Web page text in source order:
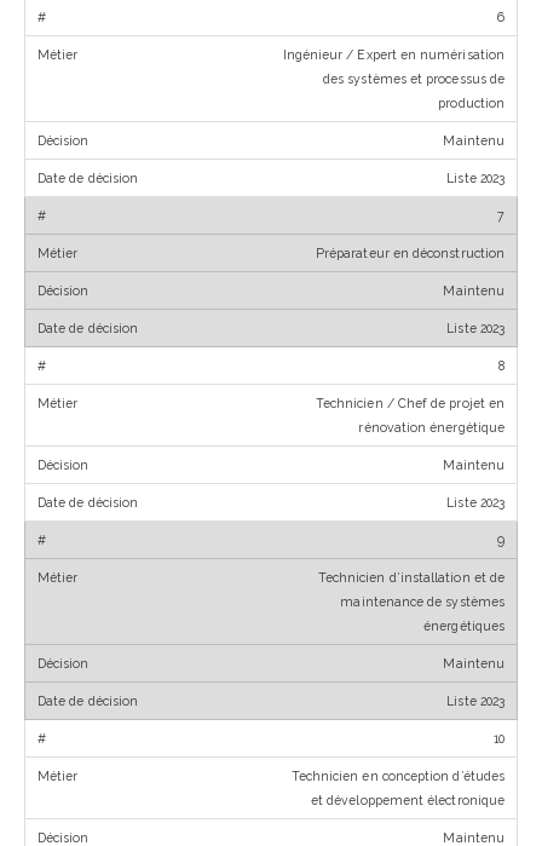
6
Ingénieur / Expert en numérisation
des systèmes et processus de
production
Maintenu
Liste 2023
7
Préparateur en déconstruction
Maintenu
Liste 2023
8
Technicien / Chef de projet en
rénovation énergétique
Maintenu
Liste 2023
9
Technicien d’installation et de
maintenance de systèmes
énergétiques
Maintenu
Liste 2023
10
Technicien en conception d’études
et développement électronique
Maintenu